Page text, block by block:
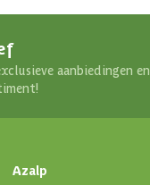
aanbiedingen en
Azalp